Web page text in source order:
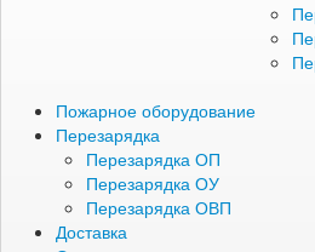
Пожарное оборудование
Перезарядка
Перезарядка ОП
Перезарядка ОУ
Перезарядка ОВП
Доставка